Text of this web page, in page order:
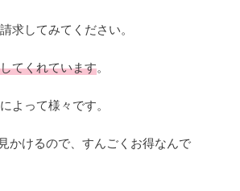
求してみてください。
てくれています。
よって様々です。
かけるので、すんごくお得なんで